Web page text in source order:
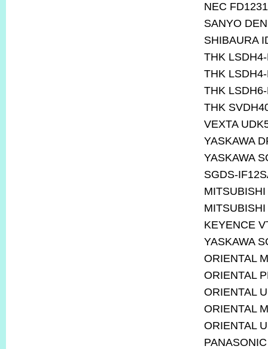
NEC
SANYO
SHIBAURA
THK
THK
THK
THK
VEXTA
YASKAWA
YASKAWA
SGDS-
KEYENCE
YASKAWA
ORIENTAL
ORIENTAL
ORIENTAL
ORIENTAL
ORIENTAL